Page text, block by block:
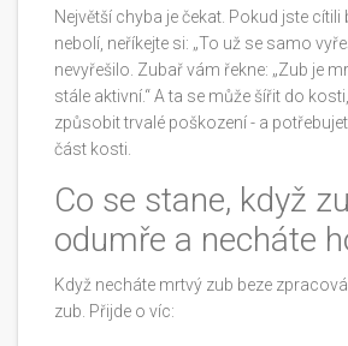
Největší chyba je čekat. Pokud jste cítili
nebolí, neříkejte si: „To už se samo
nevyřešilo. Zubař vám řekne: „Zub je
stále aktivní.“ A ta se může šířit do
způsobit trvalé poškození - a
část kosti.
Co se stane, když
odumře a necháte
Když necháte mrtvý zub beze
zub. Přijde o víc: